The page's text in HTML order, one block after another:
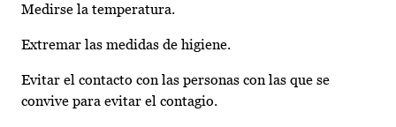
Medirse la temperatura.
Extremar las medidas de higiene.
Evitar el contacto con las personas con las que se
convive para evitar el contagio.